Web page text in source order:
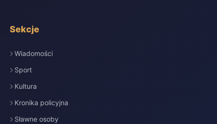
Sekcje
Wiadomości
Sport
Kultura
Kronika policyjna
Sławne osoby